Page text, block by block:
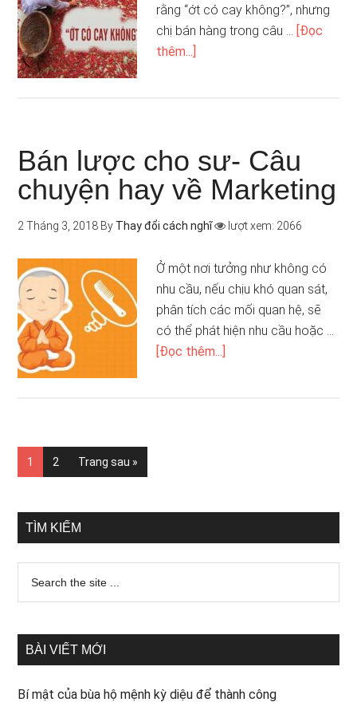
rằng “ớt có cay không?”, nhưng
chị bán hàng trong câu … [Đọc
thêm...]
Bán lược cho sư- Câu
chuyện hay về Marketing
2 Tháng 3, 2018 By Thay đổi cách nghĩ lượt xem: 2066
Ở một nơi tưởng như không có
nhu cầu, nếu chịu khó quan sát,
phân tích các mối quan hệ, sẽ
có thể phát hiện nhu cầu hoặc …
[Đọc thêm...]
1 2 Trang sau »
TÌM KIẾM
BÀI VIẾT MỚI
Bí mật của bùa hộ mệnh kỳ diệu để thành công